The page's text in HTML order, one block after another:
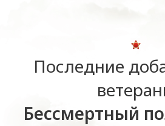
Последние
Бессмертный